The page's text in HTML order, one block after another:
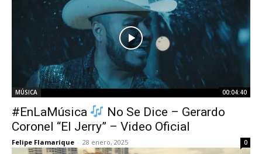
MÚSICA 00:04:40
#EnLaMúsica
No Se Dice – Gerardo
Coronel “El Jerry” – Video Oficial
Felipe Flamarique - 28 enero, 2025 0